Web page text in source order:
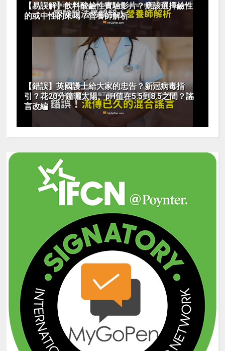
【易誤解】飲料酸鹼性實驗影片？應該選擇鹼性
的或中性的來喝？營養師解析
【錯誤】英國護士給大家的忠告？新冠病毒指
引？花20分鐘曬太陽、pH值在5.5到8.5之間？謠
言改編